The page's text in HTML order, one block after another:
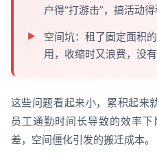
户得“打游击”，搞活动得
空间坑：租了固定面积
用，收缩时又浪费，没有
这些问题看起来小，累积起
员工通勤时间长导致的效率
差，空间僵化引发的搬迁成本。